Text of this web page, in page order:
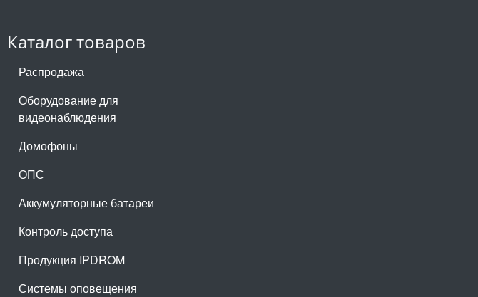
Каталог товаров
Распродажа
Оборудование для
видеонаблюдения
Домофоны
ОПС
Аккумуляторные батареи
Контроль доступа
Продукция IPDROM
Системы оповещения